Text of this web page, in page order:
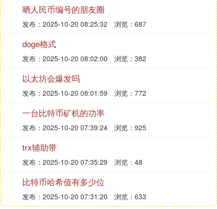
晒人民币编号的朋友圈
发布：2025-10-20 08:25:32 浏览：687
doge格式
发布：2025-10-20 08:02:00 浏览：382
以太坊会爆发吗
发布：2025-10-20 08:01:59 浏览：772
一台比特币矿机的功率
发布：2025-10-20 07:39:24 浏览：925
trx辅助带
发布：2025-10-20 07:35:29 浏览：48
比特币哈希值有多少位
发布：2025-10-20 07:31:20 浏览：633